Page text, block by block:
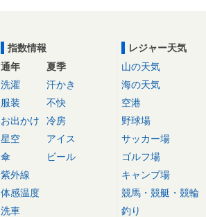
指数情報
通年
洗濯
服装
お出かけ
星空
傘
紫外線
体感温度
洗車
夏季
汗かき
不快
冷房
アイス
ビール
レジャー天気
山の天気
海の天気
空港
野球場
サッカー場
ゴルフ場
キャンプ場
競馬・競艇・競輪
釣り